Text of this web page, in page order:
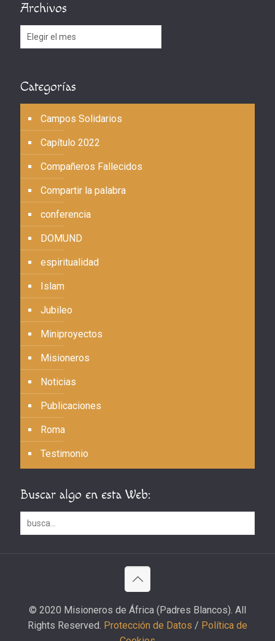
Archivos
Archivos
Categorías
Campos Solidarios
Capítulo 2022
Compañeros Fallecidos
Compartir la palabra
conferencia
DOMUND
espiritualidad
Islam
Jubileo
Miniproyectos
Misioneros
Noticias
Publicaciones
Roma
Testimonio
Buscar algo en esta Web:
© 2020 Misioneros de África (Padres Blancos). All
Rights Reserved. Protección de Datos / Política de